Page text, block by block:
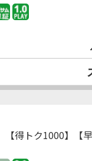
【得トク1000】【